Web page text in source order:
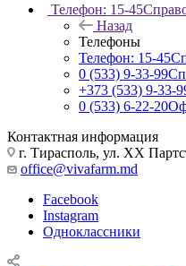
Телефон: 15-45
Назад
Телефоны
Телефон: 15-45
0 (533) 9-33-99
+373 (533) 9-33-
0 (533) 6-22-20
Контактная информация
г. Тирасполь, ул. ХХ
office@vivafarm.md
Facebook
Instagram
Одноклассники